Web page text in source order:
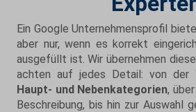
Ein Google Unternehmensprofil
aber nur, wenn es korrekt
ausgefüllt ist. Wir übernehmen
achten auf jedes Detail: von der
Haupt- und Nebenkategorien,
Beschreibung, bis hin zur Auswahl